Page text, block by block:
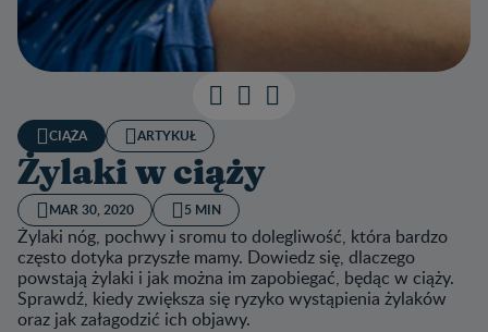
CIĄŻA ARTYKUŁ
Żylaki w ciąży
MAR 30, 2020 5 MIN
Żylaki nóg, pochwy i sromu to dolegliwość, która bardzo
często dotyka przyszłe mamy. Dowiedz się, dlaczego
powstają żylaki i jak można im zapobiegać, będąc w ciąży.
Sprawdź, kiedy zwiększa się ryzyko wystąpienia żylaków
oraz jak załagodzić ich objawy.